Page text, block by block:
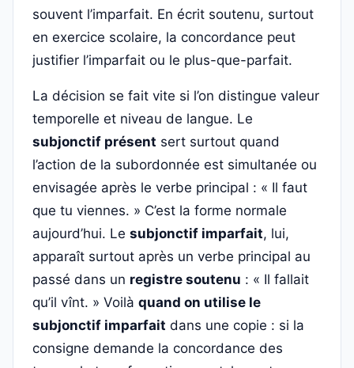
souvent l’imparfait. En écrit soutenu, surtout
en exercice scolaire, la concordance peut
justifier l’imparfait ou le plus-que-parfait.
La décision se fait vite si l’on distingue valeur
temporelle et niveau de langue. Le
subjonctif présent sert surtout quand
l’action de la subordonnée est simultanée ou
envisagée après le verbe principal : « Il faut
que tu viennes. » C’est la forme normale
aujourd’hui. Le subjonctif imparfait, lui,
apparaît surtout après un verbe principal au
passé dans un registre soutenu : « Il fallait
qu’il vînt. » Voilà quand on utilise le
subjonctif imparfait dans une copie : si la
consigne demande la concordance des